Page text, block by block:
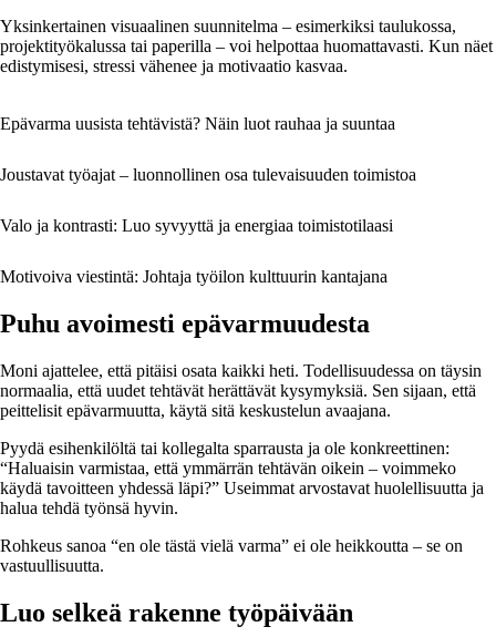
Yksinkertainen visuaalinen suunnitelma – esimerkiksi taulukossa,
projektityökalussa tai paperilla – voi helpottaa huomattavasti. Kun näet
edistymisesi, stressi vähenee ja motivaatio kasvaa.
Epävarma uusista tehtävistä? Näin luot rauhaa ja suuntaa
Joustavat työajat – luonnollinen osa tulevaisuuden toimistoa
Valo ja kontrasti: Luo syvyyttä ja energiaa toimistotilaasi
Motivoiva viestintä: Johtaja työilon kulttuurin kantajana
Puhu avoimesti epävarmuudesta
Moni ajattelee, että pitäisi osata kaikki heti. Todellisuudessa on täysin
normaalia, että uudet tehtävät herättävät kysymyksiä. Sen sijaan, että
peittelisit epävarmuutta, käytä sitä keskustelun avaajana.
Pyydä esihenkilöltä tai kollegalta sparrausta ja ole konkreettinen:
“Haluaisin varmistaa, että ymmärrän tehtävän oikein – voimmeko
käydä tavoitteen yhdessä läpi?” Useimmat arvostavat huolellisuutta ja
halua tehdä työnsä hyvin.
Rohkeus sanoa “en ole tästä vielä varma” ei ole heikkoutta – se on
vastuullisuutta.
Luo selkeä rakenne työpäivään